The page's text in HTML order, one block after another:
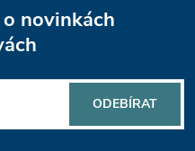
novinkách
ODEBÍRAT